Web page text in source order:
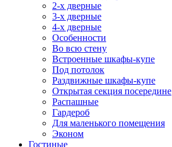
2-х дверные
3-х дверные
4-х дверные
Особенности
Во всю стену
Встроенные шкафы-купе
Под потолок
Раздвижные шкафы-купе
Открытая секция посередине
Распашные
Гардероб
Для маленького помещения
Эконом
Гостиные